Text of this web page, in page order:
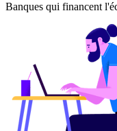
Banques qui financent